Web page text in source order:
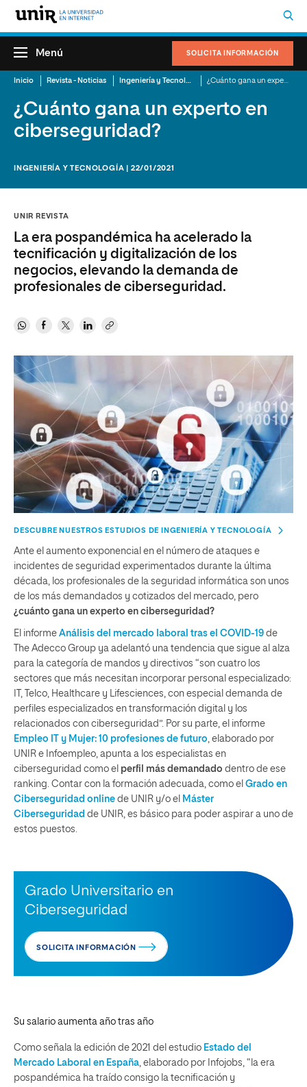
SOLICITA INFORMACIÓN
Menú
Inicio Revista - Noticias Ingeniería y Tecnología
¿Cuánto gana un experto en
ciberseguridad?
INGENIERÍA Y TECNOLOGÍA | 22/01/2021
UNIR REVISTA
La era pospandémica ha acelerado la
tecnificación y digitalización de los
negocios, elevando la demanda de
profesionales de ciberseguridad.
DESCUBRE NUESTROS ESTUDIOS DE INGENIERÍA Y TECNOLOGÍA
Ante el aumento exponencial en el número de ataques e
incidentes de seguridad experimentados durante la última
década, los profesionales de la seguridad informática son unos
de los más demandados y cotizados del mercado, pero
¿cuánto gana un experto en ciberseguridad?
El informe Análisis del mercado laboral tras el COVID-19 de
The Adecco Group ya adelantó una tendencia que sigue al alza
para la categoría de mandos y directivos “son cuatro los
sectores que más necesitan incorporar personal especializado:
IT, Telco, Healthcare y Lifesciences, con especial demanda de
perfiles especializados en transformación digital y los
relacionados con ciberseguridad”. Por su parte, el informe
Empleo IT y Mujer: 10 profesiones de futuro , elaborado por
UNIR e Infoempleo, apunta a los especialistas en
ciberseguridad como el perfil más demandado dentro de ese
ranking. Contar con la formación adecuada, como el Grado en
Ciberseguridad online de UNIR y/o el Máster
Ciberseguridad de UNIR, es básico para poder aspirar a uno de
estos puestos.
Grado Universitario en
Ciberseguridad
SOLICITA INFORMACIÓN
Su salario aumenta año tras año
Como señala la edición de 2021 del estudio Estado del
Mercado Laboral en España , elaborado por Infojobs, “la era
pospandémica ha traído consigo la tecnificación y